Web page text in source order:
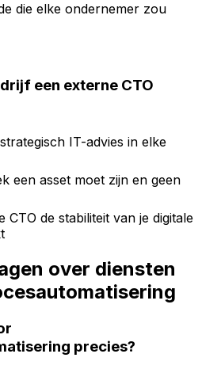
die elke ondernemer zou
een externe CTO
IT-advies in elke
een asset moet zijn en geen
CTO de stabiliteit van je digitale
over diensten
precies?